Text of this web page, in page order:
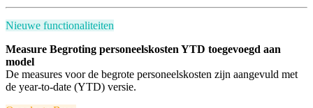
Nieuwe functionaliteiten
Measure Begroting personeelskosten YTD toegevoegd aan
model
De measures voor de begrote personeelskosten zijn aangevuld met
de year-to-date (YTD) versie.